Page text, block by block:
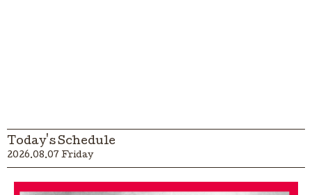
Today's Schedule
2026.08.07 Friday